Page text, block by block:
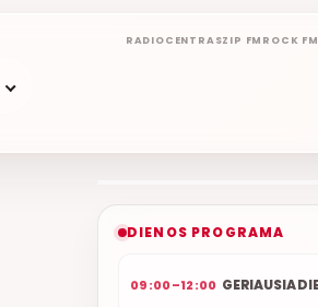
RADIOCENTRASZIP FM ROCK FM
ETERYJE
ŠOKIŲ VAKARAS
DIENOS PROGRAMA
09:00–12:00